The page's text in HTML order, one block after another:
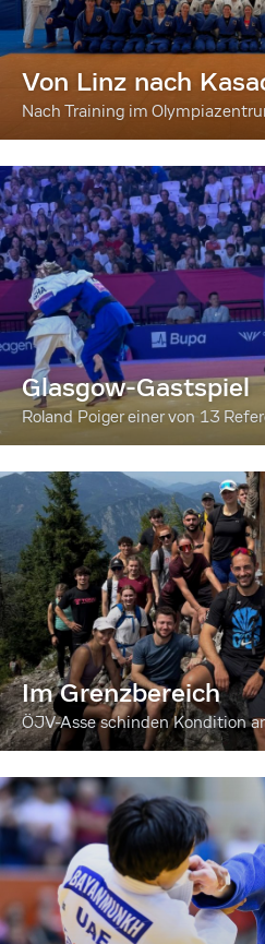
Von Linz nach
Nach Training im
Glasgow-Gastspiel
Roland Poiger einer von 13
Im Grenzbereich
ÖJV-Asse schinden Kondition